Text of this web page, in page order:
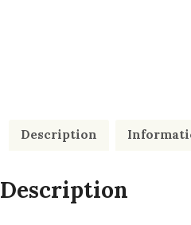
Description
Description